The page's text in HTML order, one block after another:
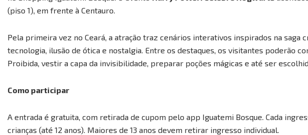
(piso 1), em frente à Centauro.
Pela primeira vez no Ceará, a atração traz cenários interativos inspirados na saga
tecnologia, ilusão de ótica e nostalgia. Entre os destaques, os visitantes poderão
Proibida, vestir a capa da invisibilidade, preparar poções mágicas e até ser
Como participar
A entrada é gratuita, com retirada de cupom pelo app Iguatemi Bosque. Cada
crianças (até 12 anos). Maiores de 13 anos devem retirar ingresso individual.